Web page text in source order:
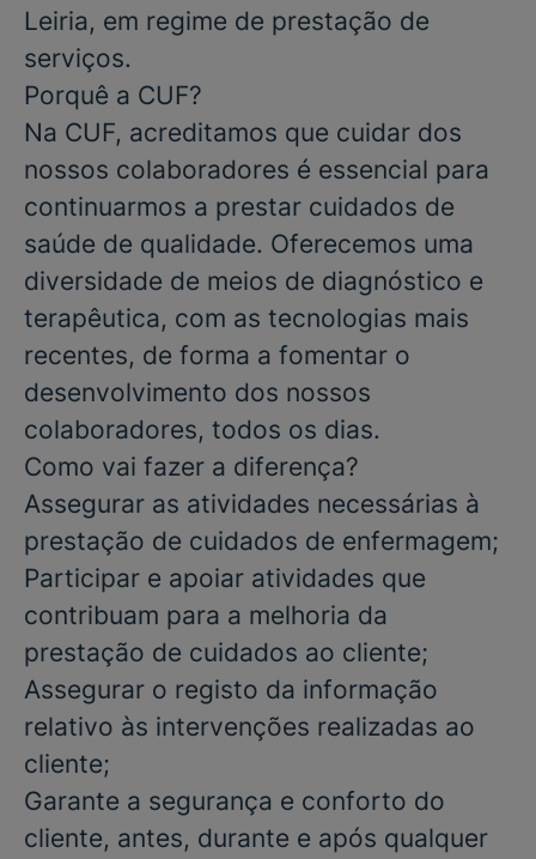
Leiria, em regime de prestação de
serviços.
Porquê a CUF?
Na CUF, acreditamos que cuidar dos
nossos colaboradores é essencial para
continuarmos a prestar cuidados de
saúde de qualidade. Oferecemos uma
diversidade de meios de diagnóstico e
terapêutica, com as tecnologias mais
recentes, de forma a fomentar o
desenvolvimento dos nossos
colaboradores, todos os dias.
Como vai fazer a diferença?
Assegurar as atividades necessárias à
prestação de cuidados de enfermagem;
Participar e apoiar atividades que
contribuam para a melhoria da
prestação de cuidados ao cliente;
Assegurar o registo da informação
relativo às intervenções realizadas ao
cliente;
Garante a segurança e conforto do
cliente, antes, durante e após qualquer